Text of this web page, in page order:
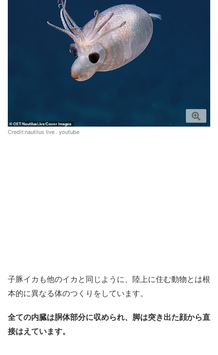
Credit:nautilus live . youtube
子豚イカも他のイカと同じように、陸上に住む動物とは根
本的に異なる体のつくりをしています。
全ての内臓は胴体部分に収められ、脚は突き出た顔から直
接はえています。